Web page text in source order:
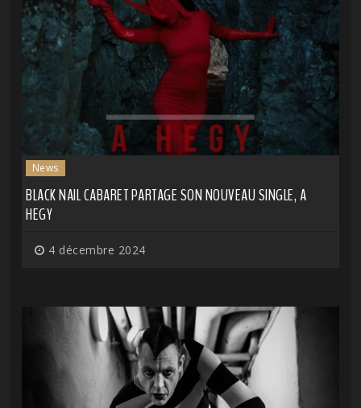
News
BLACK NAIL CABARET PARTAGE SON NOUVEAU SINGLE, A
HEGY
4 décembre 2024